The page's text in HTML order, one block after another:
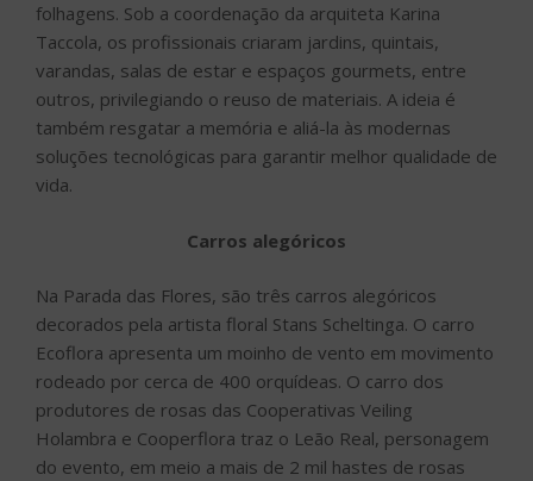
folhagens. Sob a coordenação da arquiteta Karina
Taccola, os profissionais criaram jardins, quintais,
varandas, salas de estar e espaços gourmets, entre
outros, privilegiando o reuso de materiais. A ideia é
também resgatar a memória e aliá-la às modernas
soluções tecnológicas para garantir melhor qualidade de
vida.
Carros alegóricos
Na Parada das Flores, são três carros alegóricos
decorados pela artista floral Stans Scheltinga. O carro
Ecoflora apresenta um moinho de vento em movimento
rodeado por cerca de 400 orquídeas. O carro dos
produtores de rosas das Cooperativas Veiling
Holambra e Cooperflora traz o Leão Real, personagem
do evento, em meio a mais de 2 mil hastes de rosas